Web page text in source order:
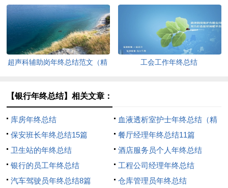
超声科辅助岗年终总结范文（精
工会工作年终总结
【银行年终总结】相关文章：
库房年终总结
血液透析室护士年终总结（精
选16篇）
保安班长年终总结15篇
餐厅经理年终总结11篇
卫生站的年终总结
酒店服务员个人年终总结
银行的员工年终总结
工程公司经理年终总结
汽车驾驶员年终总结8篇
仓库管理员年终总结